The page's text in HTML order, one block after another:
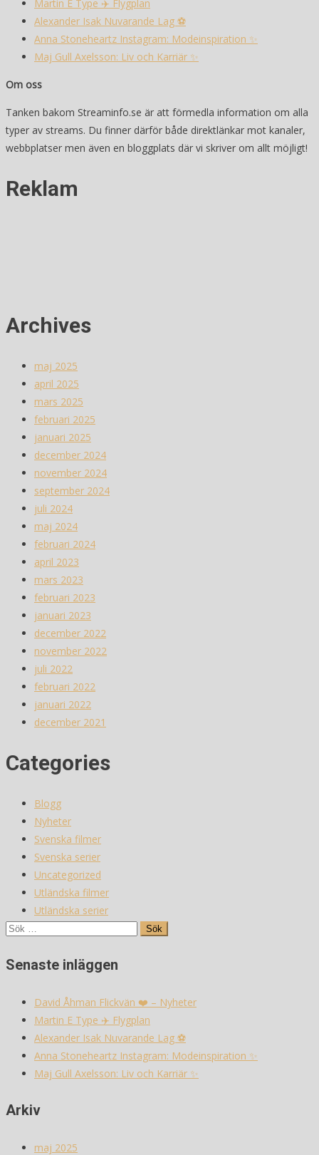
Martin E Type ✈️ Flygplan
Alexander Isak Nuvarande Lag ⚽️
Anna Stoneheartz Instagram: Modeinspiration ✨
Maj Gull Axelsson: Liv och Karriär ✨
Om oss
Tanken bakom Streaminfo.se är att förmedla information om alla
typer av streams. Du finner därför både direktlänkar mot kanaler,
webbplatser men även en bloggplats där vi skriver om allt möjligt!
Reklam
Archives
maj 2025
april 2025
mars 2025
februari 2025
januari 2025
december 2024
november 2024
september 2024
juli 2024
maj 2024
februari 2024
april 2023
mars 2023
februari 2023
januari 2023
december 2022
november 2022
juli 2022
februari 2022
januari 2022
december 2021
Categories
Blogg
Nyheter
Svenska filmer
Svenska serier
Uncategorized
Utländska filmer
Utländska serier
Sök
Senaste inläggen
David Åhman Flickvän ❤️ – Nyheter
Martin E Type ✈️ Flygplan
Alexander Isak Nuvarande Lag ⚽️
Anna Stoneheartz Instagram: Modeinspiration ✨
Maj Gull Axelsson: Liv och Karriär ✨
Arkiv
maj 2025